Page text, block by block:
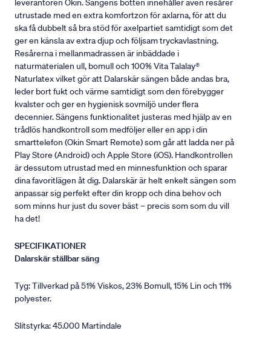
leverantören Okin. Sängens botten innehåller även resårer
utrustade med en extra komfortzon för axlarna, för att du
ska få dubbelt så bra stöd för axelpartiet samtidigt som det
ger en känsla av extra djup och följsam tryckavlastning.
Resårerna i mellanmadrassen är inbäddade i
naturmaterialen ull, bomull och 100% Vita Talalay®
Naturlatex vilket gör att Dalarskär sängen både andas bra,
leder bort fukt och värme samtidigt som den förebygger
kvalster och ger en hygienisk sovmiljö under flera
decennier. Sängens funktionalitet justeras med hjälp av en
trådlös handkontroll som medföljer eller en app i din
smarttelefon (Okin Smart Remote) som går att ladda ner på
Play Store (Android) och Apple Store (iOS). Handkontrollen
är dessutom utrustad med en minnesfunktion och sparar
dina favoritlägen åt dig. Dalarskär är helt enkelt sängen som
anpassar sig perfekt efter din kropp och dina behov och
som minns hur just du sover bäst – precis som som du vill
ha det!
SPECIFIKATIONER
Dalarskär ställbar säng
Tyg: Tillverkad på 51% Viskos, 23% Bomull, 15% Lin och 11%
polyester.
Slitstyrka: 45.000 Martindale